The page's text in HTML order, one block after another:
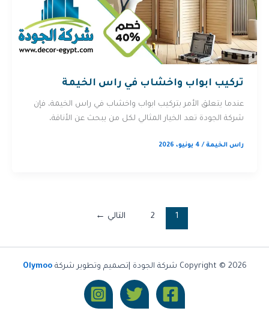
تركيب ابواب واخشاب في راس الخيمة
عندما يتعلق الأمر بتركيب ابواب واخشاب في راس الخيمة، فإن
شركة الجودة تعد الخيار المثالي لكل من يبحث عن الأناقة،
راس الخيمة/ 4 يونيو، 2026
1
2 التالي ←
Copyright © 2026 شركة الجودة |تصميم وتطوير شركة Olymoo